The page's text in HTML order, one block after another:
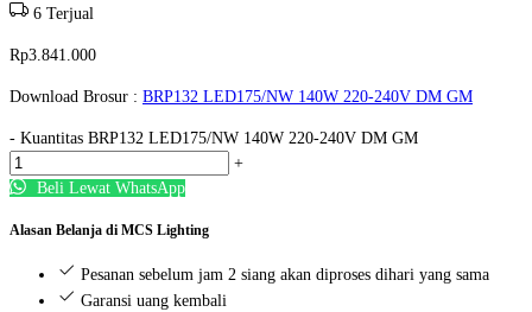
6 Terjual
Rp3.841.000
Download Brosur : BRP132 LED175/NW 140W 220-240V DM GM
- Kuantitas BRP132 LED175/NW 140W 220-240V DM GM
+
Beli Lewat WhatsApp
Alasan Belanja di MCS Lighting
Pesanan sebelum jam 2 siang akan diproses dihari yang sama
Garansi uang kembali